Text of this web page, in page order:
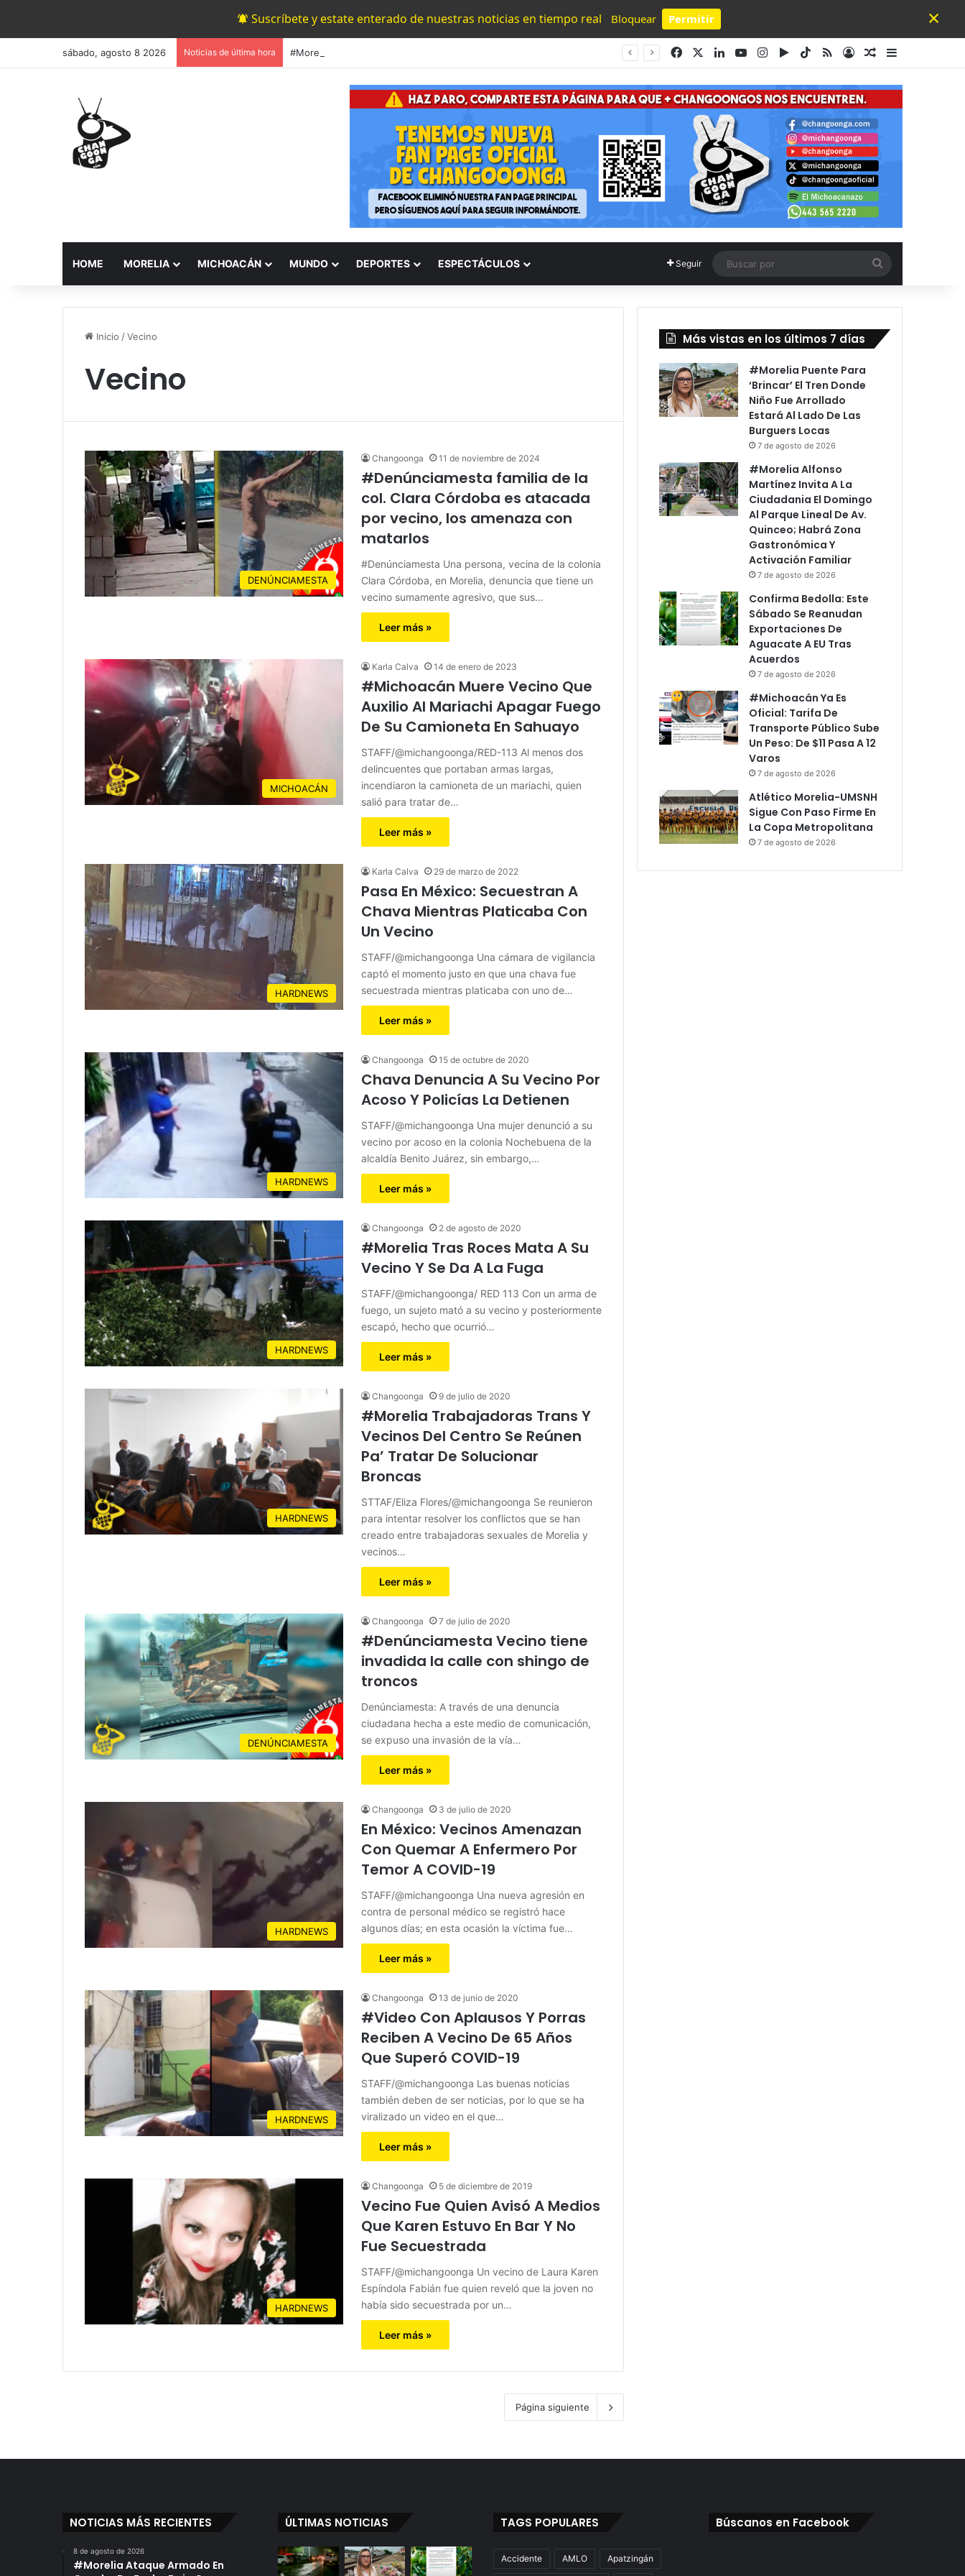
Suscríbete y estate enterado de nuestras noticias en tiempo real Bloquear Permitir
Powered by SendPulse
×
sábado, agosto 8 2026 Noticias de última hora FacebookLinkedInYouTubeInstagram
Google Play
TikTok
RSS AccesoPublicación al
HOME MORELIA MICHOACÁN MUNDO DEPORTES ESPECTÁCULOS Seguir
por
Inicio /Vecino
Vecino
DENÚNCIAMESTA
Changoonga 11 de noviembre de 2024
#Denúnciamesta familia de la
col. Clara Córdoba es atacada
por vecino, los amenaza con
matarlos
#Denúnciamesta Una persona, vecina de la colonia
Clara Córdoba, en Morelia, denuncia que tiene un
vecino sumamente agresivo, que sus…
Leer más »
MICHOACÁN
Karla Calva 14 de enero de 2023
#Michoacán Muere Vecino Que
Auxilio Al Mariachi Apagar Fuego
De Su Camioneta En Sahuayo
STAFF/@michangoonga/RED-113 Al menos dos
delincuentes que portaban armas largas,
incendiaron la camioneta de un mariachi, quien
salió para tratar de…
Leer más »
HARDNEWS
Karla Calva 29 de marzo de 2022
Pasa En México: Secuestran A
Chava Mientras Platicaba Con
Un Vecino
STAFF/@michangoonga Una cámara de vigilancia
captó el momento justo en que una chava fue
secuestrada mientras platicaba con uno de…
Leer más »
HARDNEWS
Changoonga 15 de octubre de 2020
Chava Denuncia A Su Vecino Por
Acoso Y Policías La Detienen
STAFF/@michangoonga Una mujer denunció a su
vecino por acoso en la colonia Nochebuena de la
alcaldía Benito Juárez, sin embargo,…
Leer más »
HARDNEWS
Changoonga 2 de agosto de 2020
#Morelia Tras Roces Mata A Su
Vecino Y Se Da A La Fuga
STAFF/@michangoonga/ RED 113 Con un arma de
fuego, un sujeto mató a su vecino y posteriormente
escapó, hecho que ocurrió…
Leer más »
HARDNEWS
Changoonga 9 de julio de 2020
#Morelia Trabajadoras Trans Y
Vecinos Del Centro Se Reúnen
Pa’ Tratar De Solucionar
Broncas
STTAF/Eliza Flores/@michangoonga Se reunieron
para intentar resolver los conflictos que se han
creado entre trabajadoras sexuales de Morelia y
vecinos…
Leer más »
DENÚNCIAMESTA
Changoonga 7 de julio de 2020
#Denúnciamesta Vecino tiene
invadida la calle con shingo de
troncos
Denúnciamesta: A través de una denuncia
ciudadana hecha a este medio de comunicación,
se expuso una invasión de la vía…
Leer más »
HARDNEWS
Changoonga 3 de julio de 2020
En México: Vecinos Amenazan
Con Quemar A Enfermero Por
Temor A COVID-19
STAFF/@michangoonga Una nueva agresión en
contra de personal médico se registró hace
algunos días; en esta ocasión la víctima fue…
Leer más »
HARDNEWS
Changoonga 13 de junio de 2020
#Video Con Aplausos Y Porras
Reciben A Vecino De 65 Años
Que Superó COVID-19
STAFF/@michangoonga Las buenas noticias
también deben de ser noticias, por lo que se ha
viralizado un video en el que…
Leer más »
HARDNEWS
Changoonga 5 de diciembre de 2019
Vecino Fue Quien Avisó A Medios
Que Karen Estuvo En Bar Y No
Fue Secuestrada
STAFF/@michangoonga Un vecino de Laura Karen
Espíndola Fabián fue quien reveló que la joven no
había sido secuestrada por un…
Leer más »
Página siguiente
Más vistas en los últimos 7 días
#Morelia Puente Para
‘Brincar’ El Tren Donde
Niño Fue Arrollado
Estará Al Lado De Las
Burguers Locas
7 de agosto de 2026
#Morelia Alfonso
Martínez Invita A La
Ciudadania El Domingo
Al Parque Lineal De Av.
Quinceo; Habrá Zona
Gastronómica Y
Activación Familiar
7 de agosto de 2026
Confirma Bedolla: Este
Sábado Se Reanudan
Exportaciones De
Aguacate A EU Tras
Acuerdos
7 de agosto de 2026
#Michoacán Ya Es
Oficial: Tarifa De
Transporte Público Sube
Un Peso: De $11 Pasa A 12
Varos
7 de agosto de 2026
Atlético Morelia-UMSNH
Sigue Con Paso Firme En
La Copa Metropolitana
7 de agosto de 2026
NOTICIAS MÁS RECIENTES
8 de agosto de 2026
#Morelia Ataque Armado En
ÚLTIMAS NOTICIAS TAGS POPULARES
Accidente AMLO Apatzingán
Búscanos en Facebook